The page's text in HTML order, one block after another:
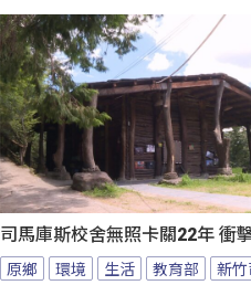
司馬庫斯校舍無照卡關22年 衝
原鄉 環境 生活 教育部 新